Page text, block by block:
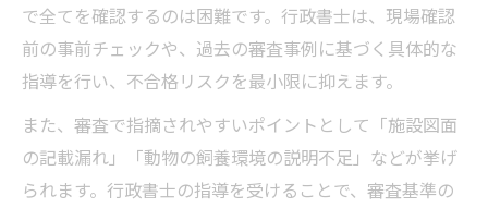
で全てを確認するのは困難です。行政書士は、現場確認
前の事前チェックや、過去の審査事例に基づく具体的な
指導を行い、不合格リスクを最小限に抑えます。
また、審査で指摘されやすいポイントとして「施設図面
の記載漏れ」「動物の飼養環境の説明不足」などが挙げ
られます。行政書士の指導を受けることで、審査基準の